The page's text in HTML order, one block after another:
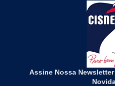
Assine Nossa